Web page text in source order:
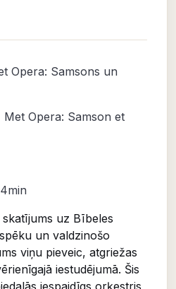
Opera: Samsons un
Met Opera: Samson et
skatījums uz Bībeles
un valdzinošo
viņu pieveic, atgriežas
iestudējumā. Šis
iespaidīgs orķestris